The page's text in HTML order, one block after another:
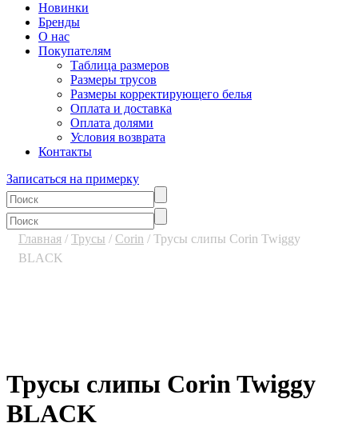
Новинки
Бренды
О нас
Покупателям
Таблица размеров
Размеры трусов
Размеры корректирующего белья
Оплата и доставка
Оплата долями
Условия возврата
Контакты
Записаться на примерку
Главная / Трусы / Corin / Трусы слипы Corin Twiggy
BLACK
Трусы слипы Corin Twiggy
BLACK